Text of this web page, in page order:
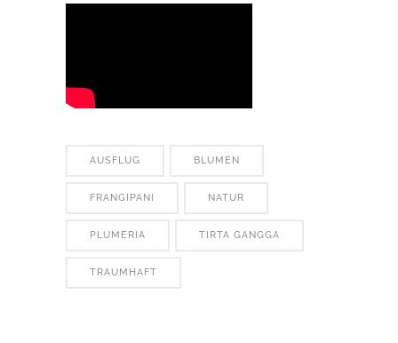
AUSFLUG BLUMEN
FRANGIPANI NATUR
PLUMERIA TIRTA GANGGA
TRAUMHAFT